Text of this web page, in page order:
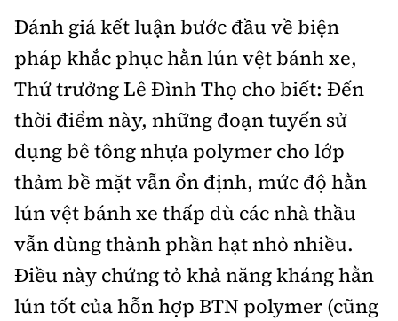
Đánh giá kết luận bước đầu về biện
pháp khắc phục hằn lún vệt bánh xe,
Thứ trưởng Lê Đình Thọ cho biết: Đến
thời điểm này, những đoạn tuyến sử
dụng bê tông nhựa polymer cho lớp
thảm bề mặt vẫn ổn định, mức độ hằn
lún vệt bánh xe thấp dù các nhà thầu
vẫn dùng thành phần hạt nhỏ nhiều.
Điều này chứng tỏ khả năng kháng hằn
lún tốt của hỗn hợp BTN polymer (cũng